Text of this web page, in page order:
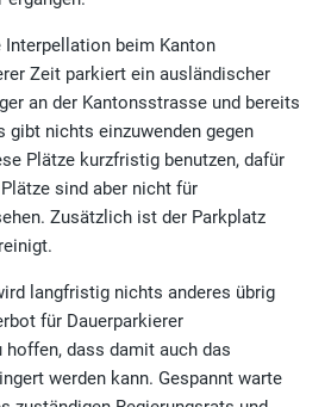
Interpellation beim Kanton
Zeit parkiert ein ausländischer
an der Kantonsstrasse und bereits
gibt nichts einzuwenden gegen
Plätze kurzfristig benutzen, dafür
sind aber nicht für
Zusätzlich ist der Parkplatz
langfristig nichts anderes übrig
für Dauerparkierer
hoffen, dass damit auch das
werden kann. Gespannt warte